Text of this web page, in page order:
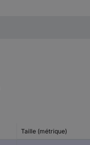
Taille (métrique)